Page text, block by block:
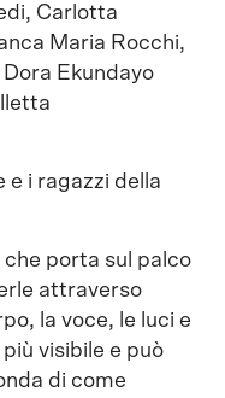
Carlotta
Maria Rocchi,
Ekundayo
e i ragazzi della
porta sul palco
attraverso
la voce, le luci e
visibile e può
di come